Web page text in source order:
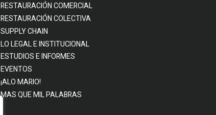
RESTAURACIÓN COMERCIAL
RESTAURACIÓN COLECTIVA
SUPPLY CHAIN
LO LEGAL E INSTITUCIONAL
ESTUDIOS E INFORMES
EVENTOS
¡ALO MARIO!
MAS QUE MIL PALABRAS